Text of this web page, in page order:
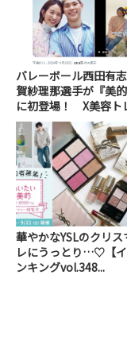
バレーボール西田有
賀紗理那選手が『美
に初登場！ X美容ト
華やかなYSLのクリス
レにうっとり…♡【
ンキングvol.348...